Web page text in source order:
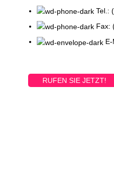
Tel.:
Fax:
RUFEN SIE JETZT!